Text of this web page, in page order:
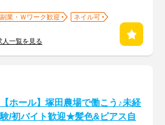
副業・Ｗワーク歓迎
ネイル可
人一覧を見る
【ホール】塚田農場で働こう♪未経
験/初バイト歓迎★髪色&ピアス自